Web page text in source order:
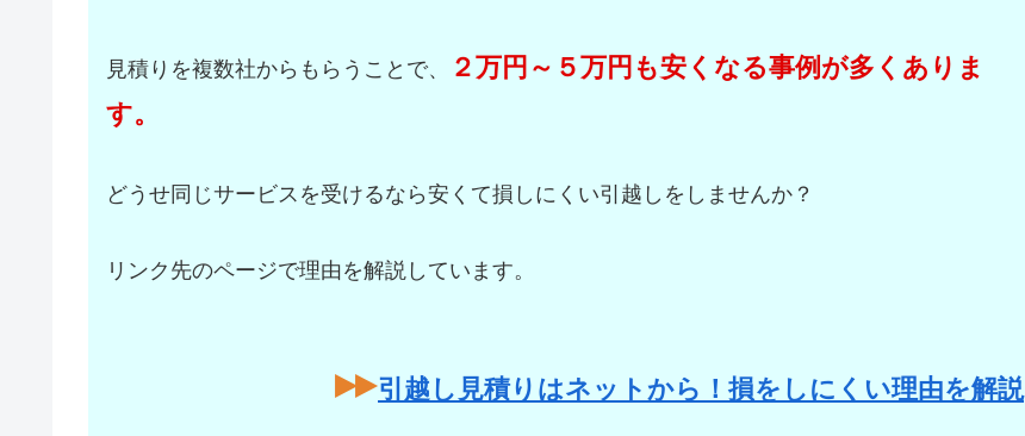
見積りを複数社からもらうことで、
２万円～５万円も安くなる事例が多くありま
す。
どうせ同じサービスを受けるなら安くて損しにくい引越しをしませんか？
リンク先のページで理由を解説しています。
引越し見積りはネットから！損をしにくい理由を解説